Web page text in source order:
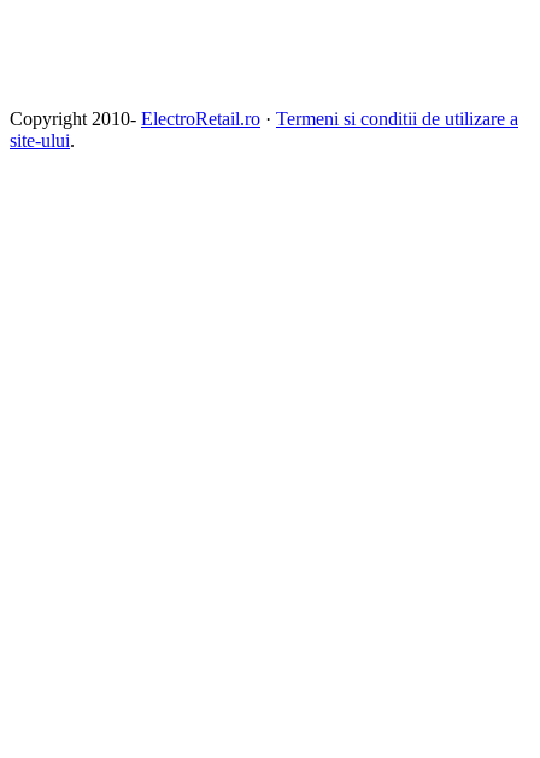
Copyright 2010- ElectroRetail.ro · Termeni si conditii de utilizare a
site-ului.